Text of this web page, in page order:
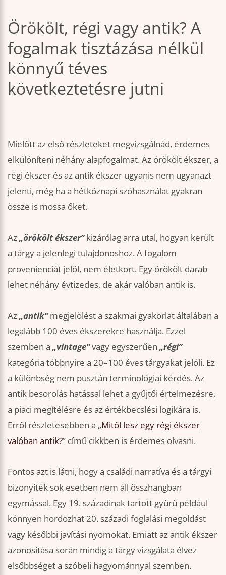
Örökölt, régi vagy antik? A
fogalmak tisztázása nélkül
könnyű téves
következtetésre jutni
Mielőtt az első részleteket megvizsgálnád, érdemes
elkülöníteni néhány alapfogalmat. Az örökölt ékszer, a
régi ékszer és az antik ékszer ugyanis nem ugyanazt
jelenti, még ha a hétköznapi szóhasználat gyakran
össze is mossa őket.
Az„örökölt ékszer”kizárólag arra utal, hogyan került
a tárgy a jelenlegi tulajdonoshoz. A fogalom
provenienciát jelöl, nem életkort. Egy örökölt darab
lehet néhány évtizedes, de akár valóban antik is.
Az„antik”megjelölést a szakmai gyakorlat általában a
legalább 100 éves ékszerekre használja. Ezzel
szemben a „vintage”vagy egyszerűen „régi”
kategória többnyire a 20–100 éves tárgyakat jelöli. Ez
a különbség nem pusztán terminológiai kérdés. Az
antik besorolás hatással lehet a gyűjtői értelmezésre,
a piaci megítélésre és az értékbecslési logikára is.
Erről részletesebben a „Mitől lesz egy régi ékszer
valóban antik?” című cikkben is érdemes olvasni.
Fontos azt is látni, hogy a családi narratíva és a tárgyi
bizonyíték sok esetben nem áll összhangban
egymással. Egy 19. századinak tartott gyűrű például
könnyen hordozhat 20. századi foglalási megoldást
vagy későbbi javítási nyomokat. Emiatt az antik ékszer
azonosítása során mindig a tárgy vizsgálata élvez
elsőbbséget a szóbeli hagyománnyal szemben.